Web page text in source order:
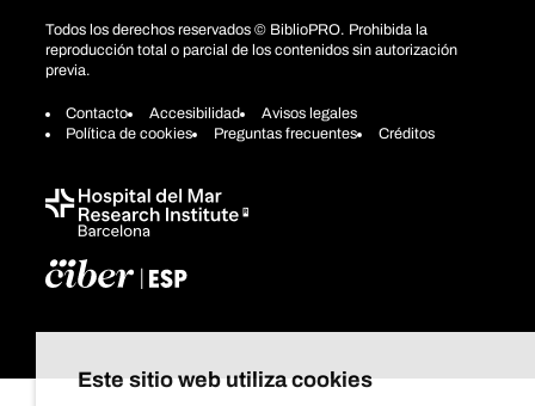
Todos los derechos reservados © BiblioPRO. Prohibida la
reproducción total o parcial de los contenidos sin autorización
previa.
Contacto Accesibilidad
Avisos legales
Política de cookies
Preguntas frecuentes Créditos
Este sitio web utiliza cookies